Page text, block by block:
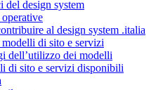
del design system
al design system .italia
di sito e servizi
dell’utilizzo dei modelli
di sito e servizi disponibili